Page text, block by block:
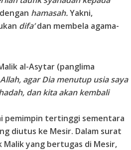
hamasah.Yakni,
difa’dan membela agama-
al-Asytar (panglima
agar Dia menutup usia saya
dan kita akan kembali
pemimpin tertinggi sementara
diutus ke Mesir. Dalam surat
yang bertugas di Mesir,